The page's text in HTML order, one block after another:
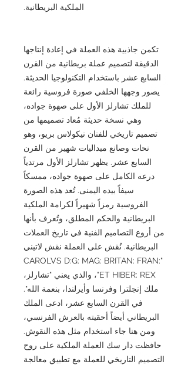
الملكية البريطانية.
تكمن جاذبية هذه العملة في إعادة إنتاجها
الدقيقة لتصميم عملة بريطانية من القرن
السابع عشر باستخدام التكنولوجيا الحديثة.
يصور وجهها الخلفي صورة فروسية رائعة
للملك تشارلز الأول على صهوة جواده،
وهي نسخة حديثة مُعاد تصميمها من
تصميم تاريخي للفنان نيكولاس بريو، وهو
نحات وصانع ميداليات شهير من القرن
السابع عشر. يظهر تشارلز الأول مرتدياً
درعه الكامل على صهوة جواده، ممسكاً
سيفاً بيده اليمنى. تُعد هذه الصورة
الفروسية رمزاً شهيراً لكرامة الملكية
البريطانية والحكم المطلق، وتُعرف بأنها
من أروع التصاميم الفنية في تاريخ العملات
البريطانية. نُقش على العملة نقش لاتيني
"CAROLVS D:G: MAG: BRITAN: FRAN:
ET HIBER: REX"، والذي يعني "تشارلز،
ملك إنجلترا وفرنسا وأيرلندا، بنعمة الله".
في القرن السابع عشر، ادعى الملك
البريطاني أيضاً أحقيته بالعرش الفرنسي،
ومن هنا جاء استخدام مثل هذه النقوش.
حافظت دار سك العملة الملكية على روح
التصميم التاريخي للعملة مع تطبيق معالجة